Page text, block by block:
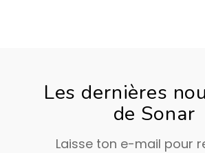
Les dernières
de Sonar
Laisse ton e-mail pour